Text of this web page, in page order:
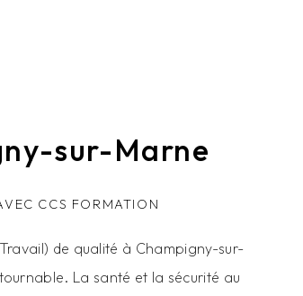
sur-Marne
CCS FORMATION
de qualité à Champigny-sur-
La santé et la sécurité au